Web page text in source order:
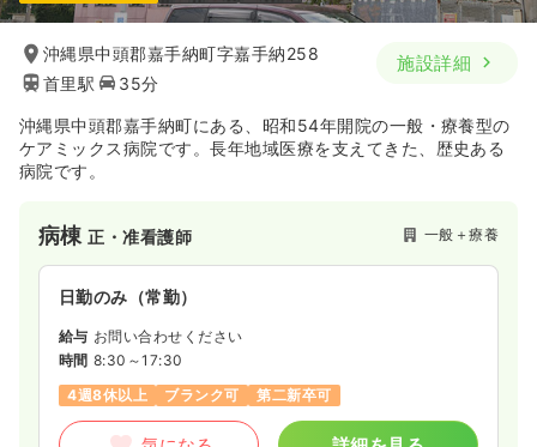
沖縄県中頭郡嘉手納町字嘉手納258
首里駅
35分
施設詳細
沖縄県中頭郡嘉手納町にある、昭和54年開院の一般・療養型の
ケアミックス病院です。長年地域医療を支えてきた、歴史ある
病院です。
病棟正・准看護師 一般＋療養
日勤のみ（常勤）
給与 お問い合わせください
時間 8:30～17:30
4週8休以上
ブランク可 第二新卒可